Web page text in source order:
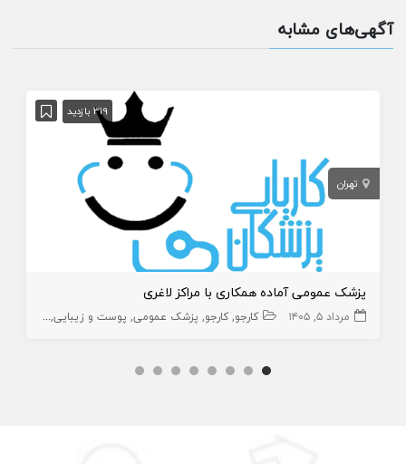
آگهی‌های مشابه
319 بازدید
تهران
پزشک عمومی آماده همکاری با مراکز لاغری
مرداد ۵, ۱۴۰۵ کارجو کارجو پزشک عمومی پوست و زیبایی زیبایی